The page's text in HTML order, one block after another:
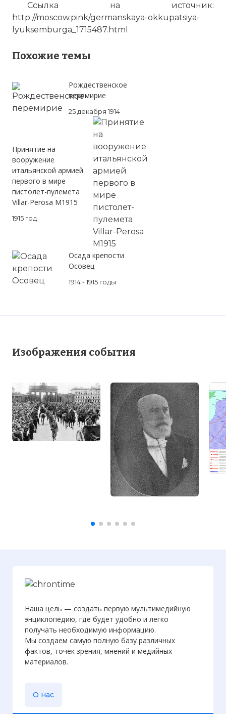
Ссылка на источник:
http://moscow.pink/germanskaya-okkupatsiya-
lyuksemburga_1715487.html
Похожие темы
Рождественское
перемирие
25 декабря 1914
Принятие на
вооружение
итальянской армией
первого в мире
пистолет-пулемета
Villar-Perosa M1915
1915 год
Осада крепости
Осовец
1914 - 1915 годы
Изображения события
Вернуться в статью:
Германская
оккупация Люксембурга
Наша цель — создать первую мультимедийную
энциклопедию, где будет удобно и легко
получать необходимую информацию.
Мы создаем самую полную базу различных
фактов, точек зрения, мнений и медийных
материалов.
О нас